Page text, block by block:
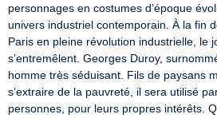
personnages en costumes d’époque
univers industriel contemporain. À la fin
Paris en pleine révolution industrielle, le
s’entremêlent. Georges Duroy,
homme très séduisant. Fils de paysans
s’extraire de la pauvreté, il sera utilisé
personnes, pour leurs propres intérêts.